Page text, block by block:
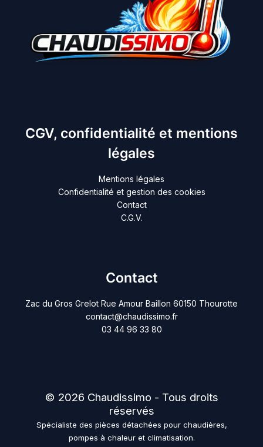
CGV, confidentialité et mentions
légales
Mentions légales
Confidentialité et gestion des cookies
Contact
C.G.V.
Contact
Zac du Gros Grelot Rue Amour Baillon 60150 Thourotte
contact@chaudissimo.fr
03 44 96 33 80
© 2026 Chaudissimo - Tous droits
réservés
Spécialiste des pièces détachées pour chaudières,
pompes à chaleur et climatisation.